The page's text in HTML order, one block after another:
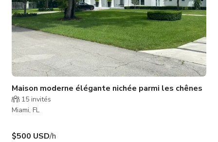
Maison moderne élégante nichée parmi les chênes
15 invités
Miami, FL
$500 USD/h